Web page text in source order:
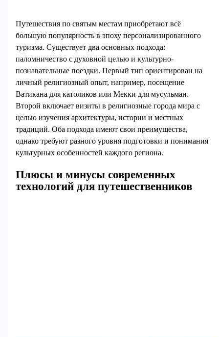
Путешествия по святым местам приобретают всё
большую популярность в эпоху персонализированного
туризма. Существует два основных подхода:
паломничество с духовной целью и культурно-
познавательные поездки. Первый тип ориентирован на
личный религиозный опыт, например, посещение
Ватикана для католиков или Мекки для мусульман.
Второй включает визиты в религиозные города мира с
целью изучения архитектуры, истории и местных
традиций. Оба подхода имеют свои преимущества,
однако требуют разного уровня подготовки и понимания
культурных особенностей каждого региона.
Плюсы и минусы современных
технологий для путешественников